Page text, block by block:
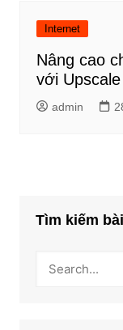
Internet
Nâng cao
với
admin
Tìm kiếm